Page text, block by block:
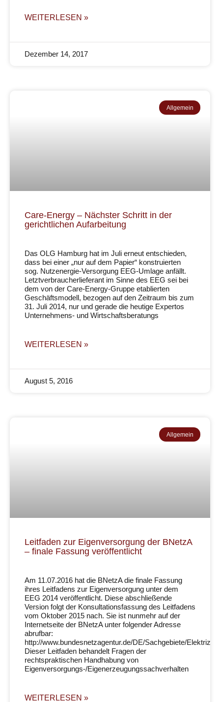
WEITERLESEN »
Dezember 14, 2017
Allgemein
Care-Energy – Nächster Schritt in der
gerichtlichen Aufarbeitung
Das OLG Hamburg hat im Juli erneut entschieden,
dass bei einer „nur auf dem Papier“ konstruierten
sog. Nutzenergie-Versorgung EEG-Umlage anfällt.
Letztverbraucherlieferant im Sinne des EEG sei bei
dem von der Care-Energy-Gruppe etablierten
Geschäftsmodell, bezogen auf den Zeitraum bis zum
31. Juli 2014, nur und gerade die heutige Expertos
Unternehmens- und Wirtschaftsberatungs
WEITERLESEN »
August 5, 2016
Allgemein
Leitfaden zur Eigenversorgung der BNetzA
– finale Fassung veröffentlicht
Am 11.07.2016 hat die BNetzA die finale Fassung
ihres Leitfadens zur Eigenversorgung unter dem
EEG 2014 veröffentlicht. Diese abschließende
Version folgt der Konsultationsfassung des Leitfadens
vom Oktober 2015 nach. Sie ist nunmehr auf der
Internetseite der BNetzA unter folgender Adresse
abrufbar:
http://www.bundesnetzagentur.de/DE/Sachgebiete/
Dieser Leitfaden behandelt Fragen der
rechtspraktischen Handhabung von
Eigenversorgungs-/Eigenerzeugungssachverhalten
WEITERLESEN »